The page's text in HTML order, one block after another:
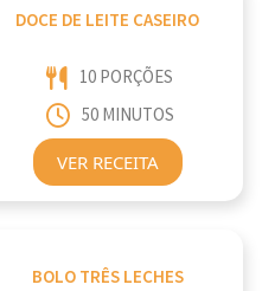
DOCE DE LEITE CASEIRO
10 PORÇÕES
50 MINUTOS
VER RECEITA
BOLO TRÊS LECHES